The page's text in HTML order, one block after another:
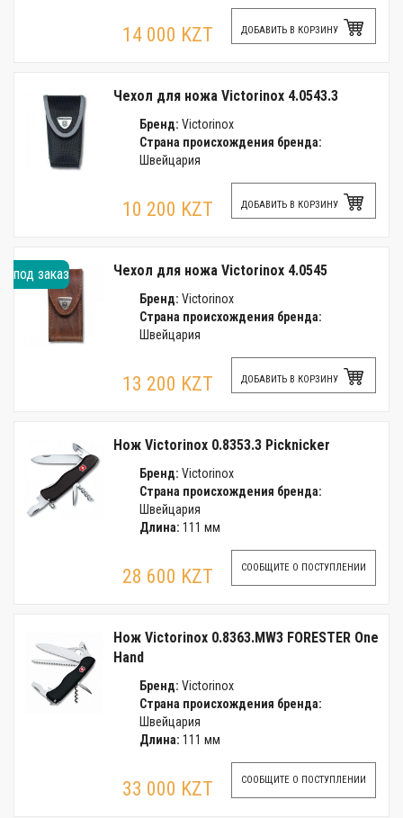
14 000 KZT ДОБАВИТЬ В КОРЗИНУ
Чехол для ножа Victorinox 4.0543.3
Бренд: Victorinox
Страна происхождения бренда:
Швейцария
10 200 KZT ДОБАВИТЬ В КОРЗИНУ
под заказ Чехол для ножа Victorinox 4.0545
Бренд: Victorinox
Страна происхождения бренда:
Швейцария
13 200 KZT ДОБАВИТЬ В КОРЗИНУ
Нож Victorinox 0.8353.3 Picknicker
Бренд: Victorinox
Страна происхождения бренда:
Швейцария
Длина: 111 мм
28 600 KZT СООБЩИТЕ О ПОСТУПЛЕНИИ
Нож Victorinox 0.8363.MW3 FORESTER One
Hand
Бренд: Victorinox
Страна происхождения бренда:
Швейцария
Длина: 111 мм
33 000 KZT СООБЩИТЕ О ПОСТУПЛЕНИИ